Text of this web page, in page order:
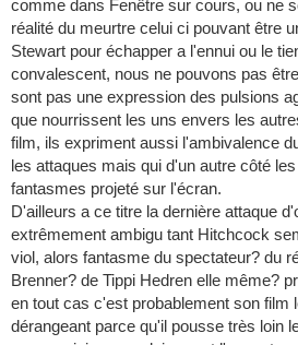
comme dans Fenêtre sur cours, ou ne
réalité du meurtre celui ci pouvant être
Stewart pour échapper a l'ennui ou le
convalescent, nous ne pouvons pas
sont pas une expression des pulsions
que nourrissent les uns envers les
film, ils expriment aussi l'ambivalence
les attaques mais qui d'un autre côté
fantasmes projeté sur l'écran.
D'ailleurs a ce titre la dernière attaque
extrêmement ambigu tant Hitchcock
viol, alors fantasme du spectateur? du
Brenner? de Tippi Hedren elle même?
en tout cas c'est probablement son film
dérangeant parce qu'il pousse très loin